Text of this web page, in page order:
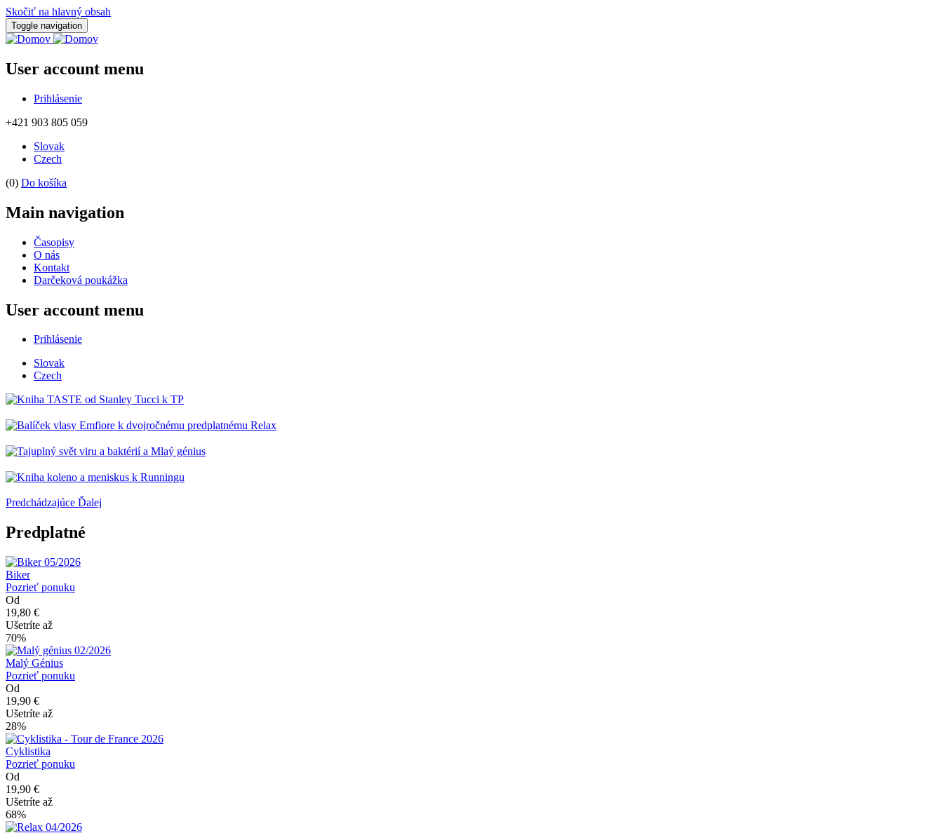
Skočiť na hlavný obsah
Toggle navigation
User account menu
Prihlásenie
+421 903 805 059
Slovak
Czech
(0) Do košíka
Main navigation
Časopisy
O nás
Kontakt
Darčeková poukážka
User account menu
Prihlásenie
Slovak
Czech
Predchádzajúce Ďalej
Predplatné
Biker
Pozrieť ponuku
Od
19,80 €
Ušetríte až
70%
Malý Génius
Pozrieť ponuku
Od
19,90 €
Ušetríte až
28%
Cyklistika
Pozrieť ponuku
Od
19,90 €
Ušetríte až
68%